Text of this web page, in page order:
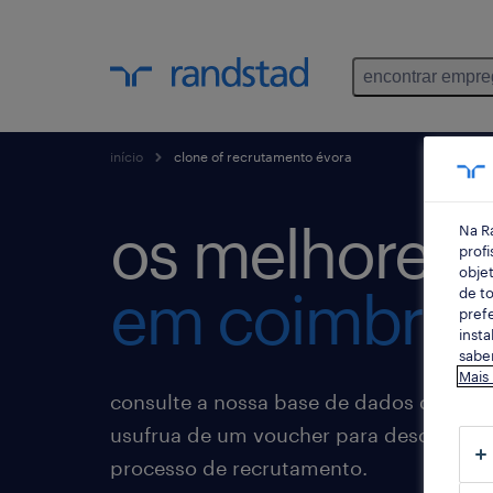
encontrar
início clone of recrutamento évora
os melhores
em coimbra
consulte a nossa base de dados de
usufrua de um voucher para descontar
processo de recrutamento.
Na
de